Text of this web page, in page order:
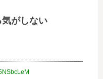
がしない